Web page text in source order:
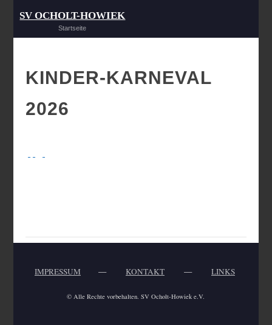
SV OCHOLT-HOWIEK
Startseite
KINDER-KARNEVAL
2026
IMPRESSUM — KONTAKT— LINKS
© Alle Rechte vorbehalten. SV Ocholt-Howiek e.V.